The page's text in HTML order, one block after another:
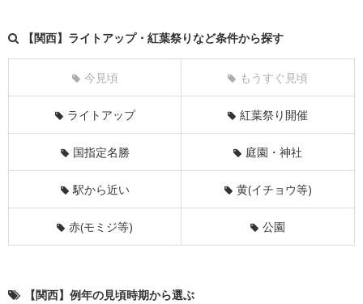
【関西】ライトアップ・紅葉祭りなど条件から探す
今見頃 もうすぐ見頃
ライトアップ 紅葉祭り開催
国指定名勝 庭園・神社
駅から近い 黄(イチョウ等)
赤(モミジ等) 公園
【関西】例年の見頃時期から選ぶ